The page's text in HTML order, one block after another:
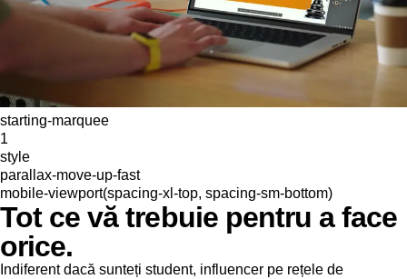
starting-marquee
1
style
parallax-move-up-fast
mobile-viewport(spacing-xl-top, spacing-sm-bottom)
Tot ce vă trebuie pentru a face
orice.
Indiferent dacă sunteți student, influencer pe rețele de